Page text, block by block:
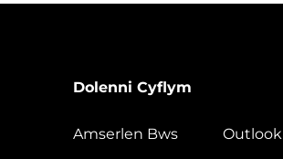
Dolenni Cyflym
Amserlen Bws Outlook